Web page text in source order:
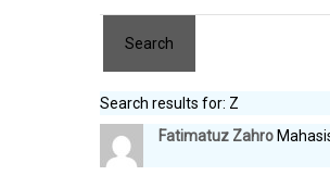
Search results for: Z
Fatimatuz Zahro